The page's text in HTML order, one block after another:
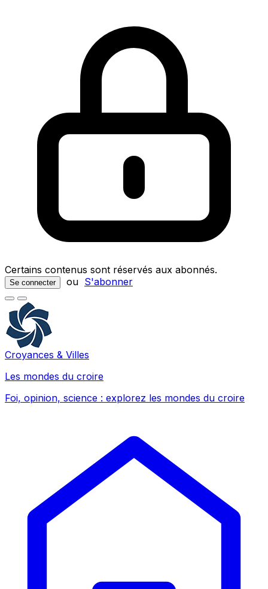
Certains contenus sont réservés aux abonnés.
Se connecter ou S'abonner
Croyances & Villes
Les mondes du croire
Foi, opinion, science : explorez les mondes du croire